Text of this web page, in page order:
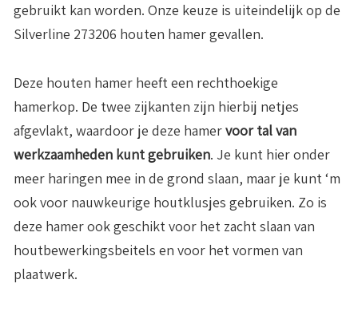
gebruikt kan worden. Onze keuze is uiteindelijk op de
Silverline 273206 houten hamer gevallen.
Deze houten hamer heeft een rechthoekige
hamerkop. De twee zijkanten zijn hierbij netjes
afgevlakt, waardoor je deze hamervoor tal van
werkzaamheden kunt gebruiken. Je kunt hier onder
meer haringen mee in de grond slaan, maar je kunt ‘m
ook voor nauwkeurige houtklusjes gebruiken. Zo is
deze hamer ook geschikt voor het zacht slaan van
houtbewerkingsbeitels en voor het vormen van
plaatwerk.